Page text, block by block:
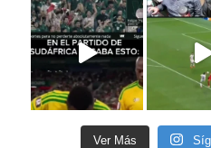
Ver Más